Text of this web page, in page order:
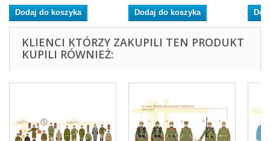
Dodaj do koszyka Dodaj do koszyka
KLIENCI KTÓRZY ZAKUPILI TEN PRODUKT
KUPILI RÓWNIEŻ: